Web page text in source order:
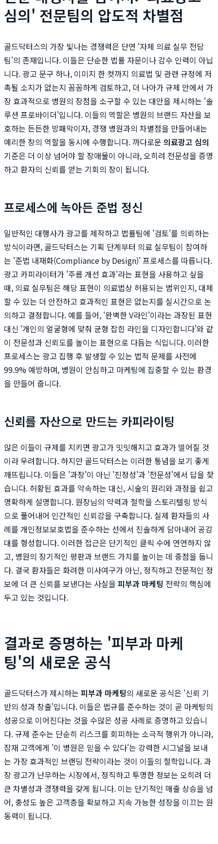
심의' 전문팀의 압도적 차별점
골드닥터스의 가장 빛나는 경쟁력은 단연 '자체 의료 실무 전담
팀'의 존재입니다. 이들은 단순한 법률 자문이나 감수 인력이 아닙
니다. 광고 문구 하나, 이미지 한 컷까지 의료법 및 관련 규정에 저
촉될 소지가 없는지 꼼꼼하게 검토하고, 더 나아가 규제 안에서 가
장 효과적으로 병원의 장점을 소구할 수 있는 대안을 제시하는 '솔
루션 프로바이더'입니다. 이들의 역할은 병원의 브랜드 자산을 보
호하는 든든한 방패막이자, 경쟁 병원과의 차별점을 만들어내는
예리한 창의 역할을 동시에 수행합니다. 까다로운 의료광고 심의
기준은 더 이상 넘어야 할 장애물이 아니라, 오히려 전문성을 증명
하고 환자의 신뢰를 얻는 기회의 장이 됩니다.
프로세스에 녹아든 준법 정신
일반적인 대행사가 광고를 제작하고 법률팀에 '검토'를 의뢰하는
방식이라면, 골드닥터스는 기획 단계부터 의료 실무팀이 참여하
는 '준법 내재화(Compliance by Design)' 프로세스를 따릅니다.
광고 카피라이터가 '주름 개선 효과'라는 표현을 사용하고 싶을
때, 의료 실무팀은 해당 표현이 의료법상 허용되는 범위인지, 대체
할 수 있는 더 안전하고 효과적인 표현은 없는지를 실시간으로 논
의하고 결정합니다. 예를 들어, '완벽한 V라인'이라는 과장된 표현
대신 '개인의 얼굴형에 맞춰 균형 잡힌 라인을 디자인합니다'와 같
이 전문성과 신뢰도를 높이는 표현으로 다듬는 식입니다. 이러한
프로세스는 광고 집행 후 발생할 수 있는 법적 문제를 사전에
99.9% 예방하며, 병원이 안심하고 마케팅에 집중할 수 있는 환경
을 만들어 줍니다.
신뢰를 자산으로 만드는 카피라이팅
많은 이들이 규제를 지키면 광고가 밋밋해지고 효과가 떨어질 것
이라 우려합니다. 하지만 골드닥터스는 이러한 통념을 보기 좋게
깨뜨립니다. 이들은 '과장'이 아닌 '진정성'과 '전문성'에서 답을 찾
습니다. 허황된 효과를 약속하는 대신, 시술의 원리와 과정을 쉽고
명확하게 설명합니다. 원장님의 약력과 철학을 스토리텔링 방식
으로 풀어내어 인간적인 신뢰감을 구축합니다. 실제 환자들의 사
례를 개인정보보호법을 준수하는 선에서 진솔하게 담아내어 공감
대를 형성합니다. 이러한 접근은 단기적인 클릭 수에 연연하지 않
고, 병원의 장기적인 평판과 브랜드 가치를 높이는 데 중점을 둡니
다. 결국 환자들은 화려한 미사여구가 아닌, 정직하고 전문적인 정
보에 더 큰 신뢰를 보낸다는 사실을 피부과 마케팅 전략의 핵심에
두고 있는 것입니다.
결과로 증명하는 '피부과 마케
팅'의 새로운 공식
골드닥터스가 제시하는 피부과 마케팅의 새로운 공식은 '신뢰 기
반의 성과 창출'입니다. 이들은 법규를 준수하는 것이 곧 마케팅의
성공으로 이어진다는 것을 수많은 성공 사례로 증명하고 있습니
다. 규제 준수는 단순히 리스크를 회피하는 소극적 행위가 아니라,
잠재 고객에게 '이 병원은 믿을 수 있다'는 강력한 시그널을 보내
는 가장 효과적인 브랜딩 전략이라는 것이 이들의 철학입니다. 과
장 광고가 난무하는 시장에서, 정직하고 투명한 정보는 오히려 더
큰 차별성과 경쟁력을 갖게 됩니다. 이는 단기적인 매출 상승을 넘
어, 충성도 높은 고객층을 확보하고 지속 가능한 성장을 이끄는 원
동력이 됩니다.